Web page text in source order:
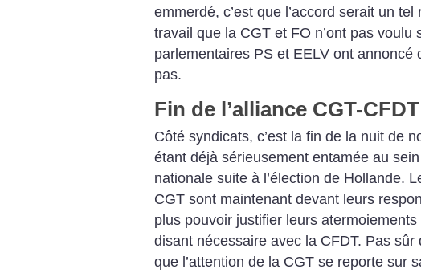
emmerdé, c’est que l’accord serait un
travail que la CGT et FO n’ont pas voulu
parlementaires PS et EELV ont annoncé
pas.
Fin de l’alliance CGT-CFDT
Côté syndicats, c’est la fin de la nuit de
étant déjà sérieusement entamée au
nationale suite à l’élection de Hollande.
CGT sont maintenant devant leurs
plus pouvoir justifier leurs
disant nécessaire avec la CFDT. Pas
que l’attention de la CGT se reporte sur